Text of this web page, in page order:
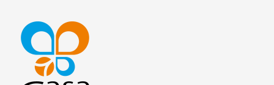
Página inicial